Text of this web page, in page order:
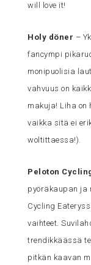
will love it!
Holy döner –
fancympi
monipuolisia
vahvuus on
makuja! Liha on
vaikka sitä ei
woltittaessa!).
Peloton
pyöräkaupan ja
Cycling
vaihteet.
trendikkäässä
pitkän kaavan